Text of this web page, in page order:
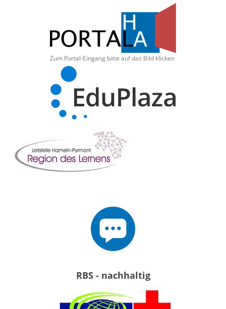
Zum Portal-Eingang bitte auf das Bild klicken
RBS - nachhaltig